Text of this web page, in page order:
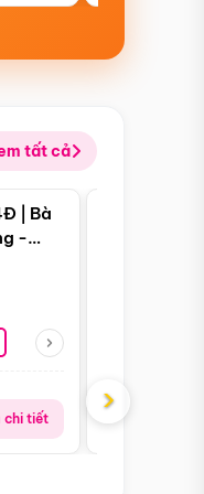
tất cả
nổi bật
| Bà
-
chi tiết
Giá từ:
›